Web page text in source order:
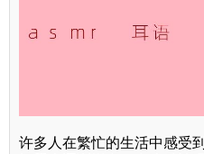
许多人在繁忙的生活中感受